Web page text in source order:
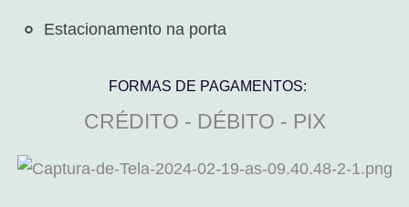
Estacionamento na porta
FORMAS DE PAGAMENTOS:
CRÉDITO - DÉBITO - PIX